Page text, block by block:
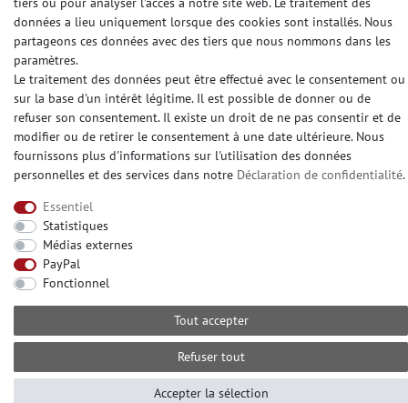
© Copyright 2026 | e-Delux GmbH
données a lieu uniquement lorsque des cookies sont installés. Nous
partageons ces données avec des tiers que nous nommons dans les
paramètres.
Le traitement des données peut être effectué avec le consentement ou
sur la base d'un intérêt légitime. Il est possible de donner ou de
refuser son consentement. Il existe un droit de ne pas consentir et de
modifier ou de retirer le consentement à une date ultérieure. Nous
fournissons plus d'informations sur l'utilisation des données
personnelles et des services dans notre Déclaration de confidentialité.
Essentiel
Statistiques
Médias externes
PayPal
Fonctionnel
Tout accepter
Refuser tout
Accepter la sélection